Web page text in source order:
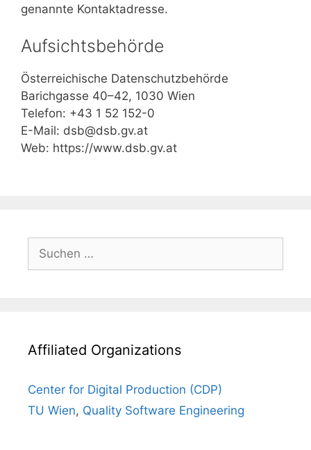
genannte Kontaktadresse.
Aufsichtsbehörde
Österreichische Datenschutzbehörde
Barichgasse 40–42, 1030 Wien
Telefon: +43 1 52 152-0
E-Mail: dsb@dsb.gv.at
Web: https://www.dsb.gv.at
nach:
Affiliated Organizations
Center for Digital Production (CDP)
TU Wien, Quality Software Engineering